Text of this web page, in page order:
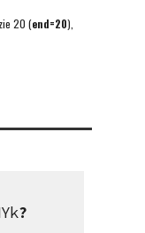
20 (end=20),
?